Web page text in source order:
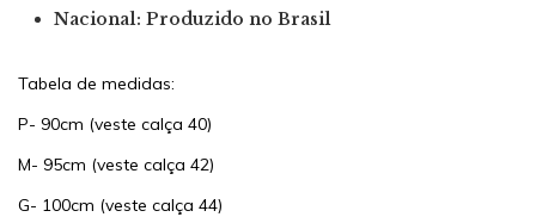
Nacional: Produzido no Brasil
Tabela de medidas:
P- 90cm (veste calça 40)
M- 95cm (veste calça 42)
G- 100cm (veste calça 44)